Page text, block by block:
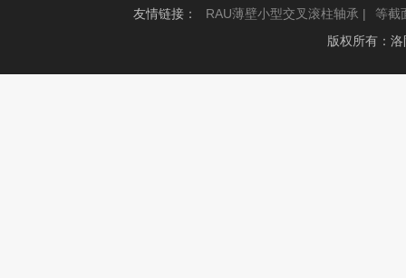
友情链接： RAU薄壁小型交叉滚柱轴承 |
等截
版权所有：